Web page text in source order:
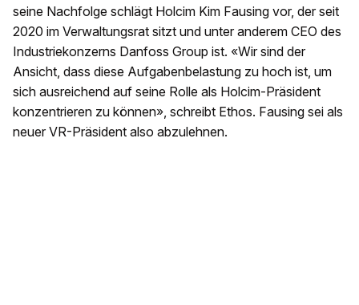
seine Nachfolge schlägt Holcim Kim Fausing vor, der seit
2020 im Verwaltungsrat sitzt und unter anderem CEO des
Industriekonzerns Danfoss Group ist. «Wir sind der
Ansicht, dass diese Aufgabenbelastung zu hoch ist, um
sich ausreichend auf seine Rolle als Holcim-Präsident
konzentrieren zu können», schreibt Ethos. Fausing sei als
neuer VR-Präsident also abzulehnen.